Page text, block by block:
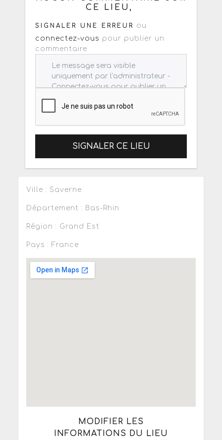
CE LIEU,
SIGNALER UNE ERREUR ou
connectez-vous pour publier un
commentaire
SIGNALER CE LIEU
Ville : Saverne
Département : Bas-Rhin
Région : Grand Est
Pays : France
MODIFIER LES
INFORMATIONS DU LIEU